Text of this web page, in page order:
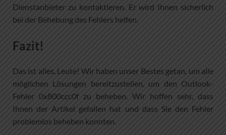
Dienstanbieter zu kontaktieren. Er wird Ihnen sicherlich
bei der Behebung des Fehlers helfen.
Fazit!
Das ist alles, Leute! Wir haben unser Bestes getan, um alle
möglichen Lösungen bereitzustellen, um den Outlook-
Fehler 0x800ccc0f zu beheben. Wir hoffen sehr, dass
Ihnen der Artikel gefallen hat und dass Sie den Fehler
problemlos beheben konnten.